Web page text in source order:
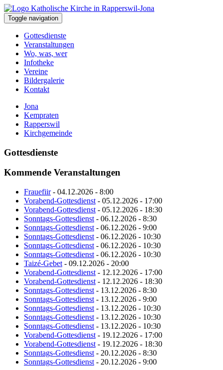
Toggle navigation
Gottesdienste
Veranstaltungen
Wo, was, wer
Infotheke
Vereine
Bildergalerie
Kontakt
Jona
Kempraten
Rapperswil
Kirchgemeinde
Gottesdienste
Kommende Veranstaltungen
Frauefiir- 04.12.2026 - 8:00
Vorabend-Gottesdienst - 05.12.2026 - 17:00
Vorabend-Gottesdienst - 05.12.2026 - 18:30
Sonntags-Gottesdienst - 06.12.2026 - 8:30
Sonntags-Gottesdienst - 06.12.2026 - 9:00
Sonntags-Gottesdienst - 06.12.2026 - 10:30
Sonntags-Gottesdienst - 06.12.2026 - 10:30
Sonntags-Gottesdienst - 06.12.2026 - 10:30
Taizé-Gebet - 09.12.2026 - 20:00
Vorabend-Gottesdienst - 12.12.2026 - 17:00
Vorabend-Gottesdienst - 12.12.2026 - 18:30
Sonntags-Gottesdienst - 13.12.2026 - 8:30
Sonntags-Gottesdienst - 13.12.2026 - 9:00
Sonntags-Gottesdienst - 13.12.2026 - 10:30
Sonntags-Gottesdienst - 13.12.2026 - 10:30
Sonntags-Gottesdienst - 13.12.2026 - 10:30
Vorabend-Gottesdienst - 19.12.2026 - 17:00
Vorabend-Gottesdienst - 19.12.2026 - 18:30
Sonntags-Gottesdienst - 20.12.2026 - 8:30
Sonntags-Gottesdienst - 20.12.2026 - 9:00